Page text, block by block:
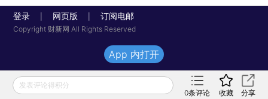
登录 网页版 订阅电邮
Copyright 财新网 All Rights Reserved
发表评论得积分
0条评论 收藏 分享
App 内打开